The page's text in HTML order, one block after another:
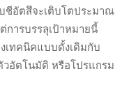
ชีอัตสึจะเติบโตประมาณ
การบรรลุเป้าหมายนี้
เทคนิคแบบดั้งเดิมกับ
วอัตโนมัติ หรือโปรแกรม